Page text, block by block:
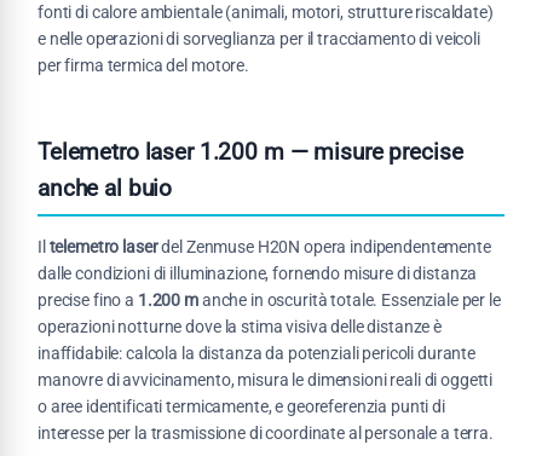
fonti di calore ambientale (animali, motori, strutture riscaldate)
e nelle operazioni di sorveglianza per il tracciamento di veicoli
per firma termica del motore.
Telemetro laser 1.200 m — misure precise
anche al buio
Il telemetro laserdel Zenmuse H20N opera indipendentemente
dalle condizioni di illuminazione, fornendo misure di distanza
precise fino a 1.200 manche in oscurità totale. Essenziale per le
operazioni notturne dove la stima visiva delle distanze è
inaffidabile: calcola la distanza da potenziali pericoli durante
manovre di avvicinamento, misura le dimensioni reali di oggetti
o aree identificati termicamente, e georeferenzia punti di
interesse per la trasmissione di coordinate al personale a terra.